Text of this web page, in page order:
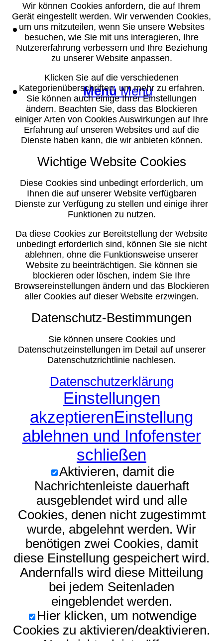
Suche
Menü Menü
Wir können Cookies anfordern, die auf Ihrem
Gerät eingestellt werden. Wir verwenden Cookies,
um uns mitzuteilen, wenn Sie unsere Websites
besuchen, wie Sie mit uns interagieren, Ihre
Nutzererfahrung verbessern und Ihre Beziehung
zu unserer Website anpassen.
Klicken Sie auf die verschiedenen
Kategorienüberschriften, um mehr zu erfahren.
Sie können auch einige Ihrer Einstellungen
ändern. Beachten Sie, dass das Blockieren
einiger Arten von Cookies Auswirkungen auf Ihre
Erfahrung auf unseren Websites und auf die
Dienste haben kann, die wir anbieten können.
Wichtige Website Cookies
Diese Cookies sind unbedingt erforderlich, um
Ihnen die auf unserer Website verfügbaren
Dienste zur Verfügung zu stellen und einige ihrer
Funktionen zu nutzen.
Da diese Cookies zur Bereitstellung der Website
unbedingt erforderlich sind, können Sie sie nicht
ablehnen, ohne die Funktionsweise unserer
Website zu beeinträchtigen. Sie können sie
blockieren oder löschen, indem Sie Ihre
Browsereinstellungen ändern und das Blockieren
aller Cookies auf dieser Website erzwingen.
Datenschutz-Bestimmungen
Sie können unsere Cookies und
Datenschutzeinstellungen im Detail auf unserer
Datenschutzrichtlinie nachlesen.
Datenschutzerklärung
Einstellungen
akzeptierenEinstellung
ablehnen und Infofenster
schließen
Aktivieren, damit die
Nachrichtenleiste dauerhaft
ausgeblendet wird und alle
Cookies, denen nicht zugestimmt
wurde, abgelehnt werden. Wir
benötigen zwei Cookies, damit
diese Einstellung gespeichert wird.
Andernfalls wird diese Mitteilung
bei jedem Seitenladen
eingeblendet werden.
Hier klicken, um notwendige
Cookies zu aktivieren/deaktivieren.